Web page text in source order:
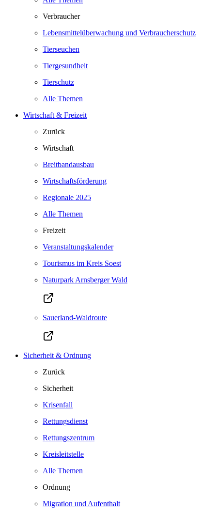
Verbraucher
Lebensmittelüberwachung und Verbraucherschutz
Tierseuchen
Tiergesundheit
Tierschutz
Alle Themen
Wirtschaft & Freizeit
Zurück
Wirtschaft
Breitbandausbau
Wirtschaftsförderung
Regionale 2025
Alle Themen
Freizeit
Veranstaltungskalender
Tourismus im Kreis Soest
Naturpark Arnsberger Wald
Sauerland-Waldroute
Sicherheit & Ordnung
Zurück
Sicherheit
Krisenfall
Rettungsdienst
Rettungszentrum
Kreisleitstelle
Alle Themen
Ordnung
Migration und Aufenthalt